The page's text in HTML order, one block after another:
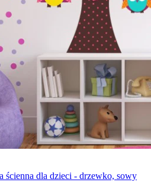
ścienna dla dzieci - drzewko, sowy